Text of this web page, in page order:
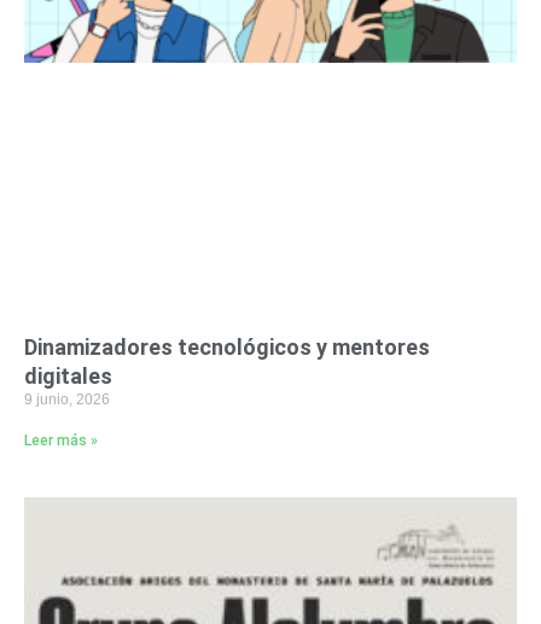
Dinamizadores tecnológicos y mentores
digitales
9 junio, 2026
Leer más »